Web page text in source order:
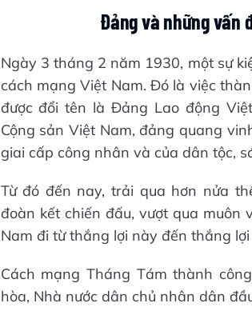
Đảng và những vấn
Ngày 3 tháng 2 năm 1930, một sự
cách mạng Việt Nam. Đó là việc
được đổi tên là Đảng Lao động
Cộng sản Việt Nam, đảng quang
giai cấp công nhân và của dân tộc,
Từ đó đến nay, trải qua hơn nửa
đoàn kết chiến đấu, vượt qua muôn
Nam đi từ thắng lợi này đến thắng lợi
Cách mạng Tháng Tám thành
hòa, Nhà nước dân chủ nhân dân